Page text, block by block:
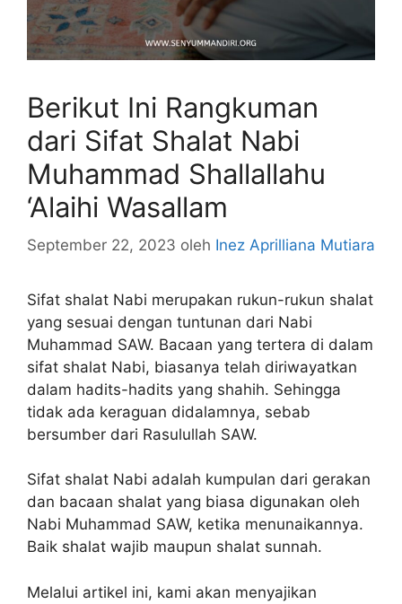
Berikut Ini Rangkuman
dari Sifat Shalat Nabi
Muhammad Shallallahu
‘Alaihi Wasallam
September 22, 2023 oleh Inez Aprilliana Mutiara
Sifat shalat Nabi merupakan rukun-rukun shalat
yang sesuai dengan tuntunan dari Nabi
Muhammad SAW. Bacaan yang tertera di dalam
sifat shalat Nabi, biasanya telah diriwayatkan
dalam hadits-hadits yang shahih. Sehingga
tidak ada keraguan didalamnya, sebab
bersumber dari Rasulullah SAW.
Sifat shalat Nabi adalah kumpulan dari gerakan
dan bacaan shalat yang biasa digunakan oleh
Nabi Muhammad SAW, ketika menunaikannya.
Baik shalat wajib maupun shalat sunnah.
Melalui artikel ini, kami akan menyajikan